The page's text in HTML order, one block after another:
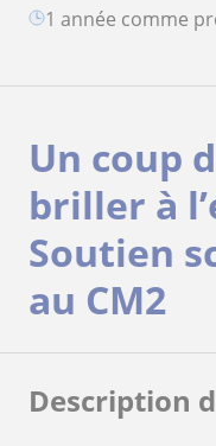
1 année comme
Un coup
briller à
Soutien
au CM2
Description